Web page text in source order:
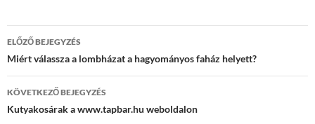
Bejegyzés
navigáció
ELŐZŐ BEJEGYZÉS
Miért válassza a lombházat a hagyományos faház helyett?
KÖVETKEZŐ BEJEGYZÉS
Kutyakosárak a www.tapbar.hu weboldalon